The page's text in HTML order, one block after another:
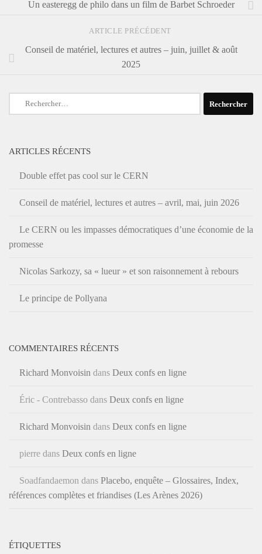
Un easteregg de philo dans un film de Barbet Schroeder
ARTICLE PRÉCÉDENT
Conseil de matériel, lectures et autres – juin, juillet & août
2025
Rechercher :
ARTICLES RÉCENTS
Double effet pas cool sur le CERN
Conseil de matériel, lectures et autres – avril, mai, juin 2026
Le CERN ou les impasses démocratiques d’une économie de la
promesse
Nicolas Sarkozy, sa « lueur » et son raisonnement à rebours
Le principe de Pollyana
COMMENTAIRES RÉCENTS
Richard Monvoisin dans Deux confs en ligne
Éric - Contrebasso dans Deux confs en ligne
Richard Monvoisin dans Deux confs en ligne
pierre dans Deux confs en ligne
Soadfandaemon dans Placebo, enquête – Glossaires, Index,
références complètes et friandises (Les Arènes 2026)
ÉTIQUETTES